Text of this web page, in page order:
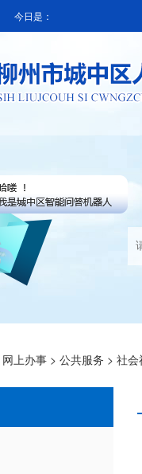
今日是：
网上办事 > 公共服务 > 社会